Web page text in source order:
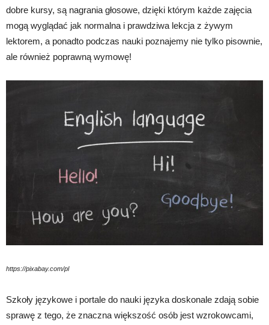
dobre kursy, są nagrania głosowe, dzięki którym każde zajęcia
mogą wyglądać jak normalna i prawdziwa lekcja z żywym
lektorem, a ponadto podczas nauki poznajemy nie tylko pisownie,
ale również poprawną wymowę!
https://pixabay.com/pl
Szkoły językowe i portale do nauki języka doskonale zdają sobie
sprawę z tego, że znaczna większość osób jest wzrokowcami,